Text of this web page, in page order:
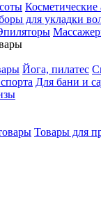
Косметические
для укладки
Йога, пилатес
Для бани и
Товары для